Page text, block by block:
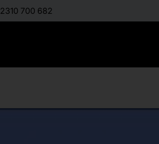
2310 700 682